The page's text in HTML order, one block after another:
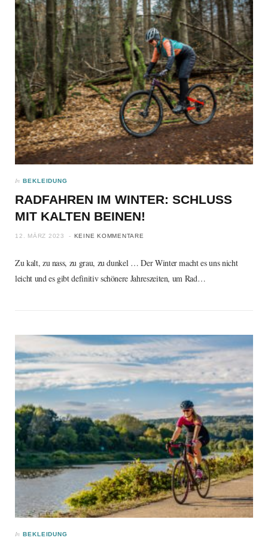
In BEKLEIDUNG
RADFAHREN IM WINTER: SCHLUSS
MIT KALTEN BEINEN!
12. MÄRZ 2023 KEINE KOMMENTARE
Zu kalt, zu nass, zu grau, zu dunkel … Der Winter macht es uns nicht
leicht und es gibt definitiv schönere Jahreszeiten, um Rad…
In BEKLEIDUNG